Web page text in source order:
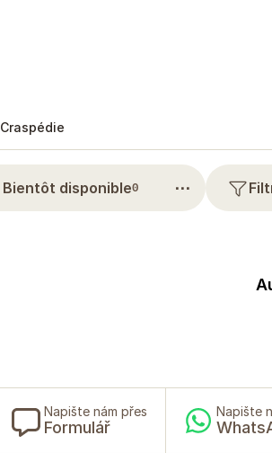
Craspédie
Bientôt disponible0 ⋯
Napište nám přes
Formulář
Napište